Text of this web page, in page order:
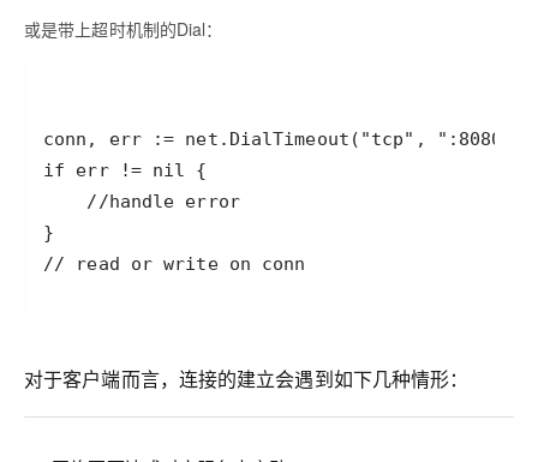
或是带上超时机制的Dial：
    //handle error
对于客户端而言，连接的建立会遇到如下几种情形：